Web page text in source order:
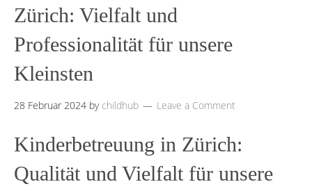
Zürich: Vielfalt und
Professionalität für unsere
Kleinsten
28 Februar 2024 by childhub Leave a Comment
Kinderbetreuung in Zürich:
Qualität und Vielfalt für unsere